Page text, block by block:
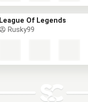
League Of Legends
Rusky99